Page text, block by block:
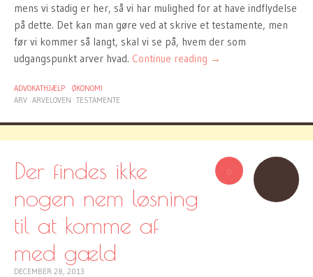
mens vi stadig er her, så vi har mulighed for at have indflydelse
på dette. Det kan man gøre ved at skrive et testamente, men
før vi kommer så langt, skal vi se på, hvem der som
udgangspunkt arver hvad. Continue reading →
ADVOKATHJÆLP
ØKONOMI
ARV ARVELOVEN TESTAMENTE
0
Der findes ikke
nogen nem løsning
til at komme af
med gæld
DECEMBER 28, 2013